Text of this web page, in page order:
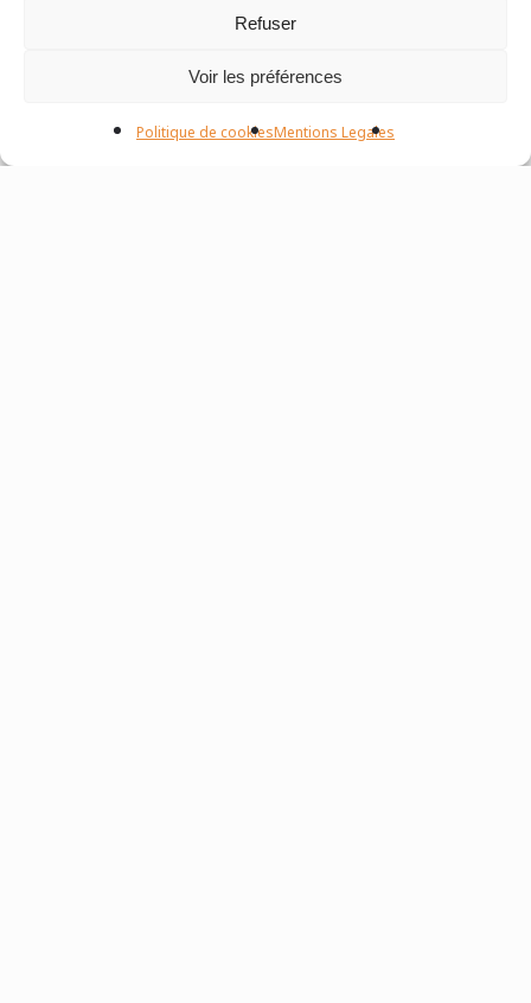
Refuser
Voir les préférences
Politique de cookiesMentions Legales